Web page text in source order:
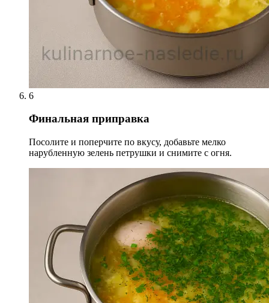
6
Финальная приправка
Посолите и поперчите по вкусу, добавьте мелко
нарубленную зелень петрушки и снимите с огня.